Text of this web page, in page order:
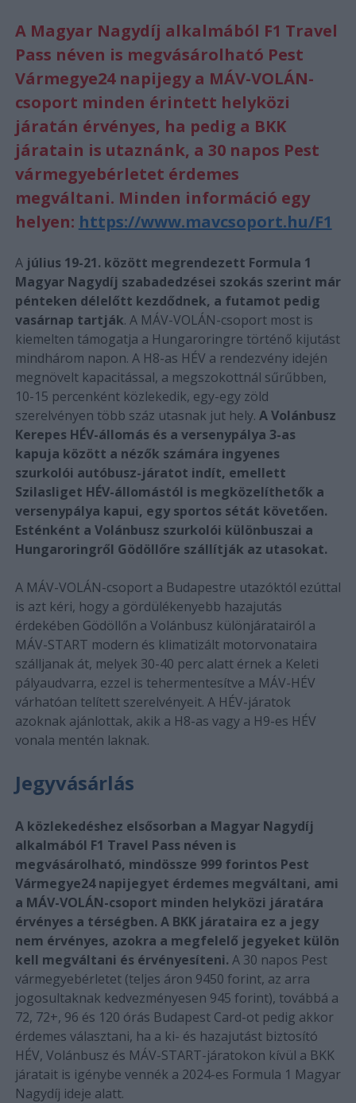
A Magyar Nagydíj alkalmából F1 Travel
Pass néven is megvásárolható Pest
Vármegye24 napijegy a MÁV-VOLÁN-
csoport minden érintett helyközi
járatán érvényes, ha pedig a BKK
járatain is utaznánk, a 30 napos Pest
vármegyebérletet érdemes
megváltani. Minden információ egy
helyen: https://www.mavcsoport.hu/F1
A július 19-21. között megrendezett Formula 1
Magyar Nagydíj szabadedzései szokás szerint már
pénteken délelőtt kezdődnek, a futamot pedig
vasárnap tartják. A MÁV-VOLÁN-csoport most is
kiemelten támogatja a Hungaroringre történő kijutást
mindhárom napon. A H8-as HÉV a rendezvény idején
megnövelt kapacitással, a megszokottnál sűrűbben,
10-15 percenként közlekedik, egy-egy zöld
szerelvényen több száz utasnak jut hely. A Volánbusz
Kerepes HÉV-állomás és a versenypálya 3-as
kapuja között a nézők számára ingyenes
szurkolói autóbusz-járatot indít, emellett
Szilasliget HÉV-állomástól is megközelíthetők a
versenypálya kapui, egy sportos sétát követően.
Esténként a Volánbusz szurkolói különbuszai a
Hungaroringről Gödöllőre szállítják az utasokat.
A MÁV-VOLÁN-csoport a Budapestre utazóktól ezúttal
is azt kéri, hogy a gördülékenyebb hazajutás
érdekében Gödöllőn a Volánbusz különjáratairól a
MÁV-START modern és klimatizált motorvonataira
szálljanak át, melyek 30-40 perc alatt érnek a Keleti
pályaudvarra, ezzel is tehermentesítve a MÁV-HÉV
várhatóan telített szerelvényeit. A HÉV-járatok
azoknak ajánlottak, akik a H8-as vagy a H9-es HÉV
vonala mentén laknak.
Jegyvásárlás
A közlekedéshez elsősorban a Magyar Nagydíj
alkalmából F1 Travel Pass néven is
megvásárolható, mindössze 999 forintos Pest
Vármegye24 napijegyet érdemes megváltani, ami
a MÁV-VOLÁN-csoport minden helyközi járatára
érvényes a térségben. A BKK járataira ez a jegy
nem érvényes, azokra a megfelelő jegyeket külön
kell megváltani és érvényesíteni. A 30 napos Pest
vármegyebérletet (teljes áron 9450 forint, az arra
jogosultaknak kedvezményesen 945 forint), továbbá a
72, 72+, 96 és 120 órás Budapest Card-ot pedig akkor
érdemes választani, ha a ki- és hazajutást biztosító
HÉV, Volánbusz és MÁV-START-járatokon kívül a BKK
járatait is igénybe vennék a 2024-es Formula 1 Magyar
Nagydíj ideje alatt.